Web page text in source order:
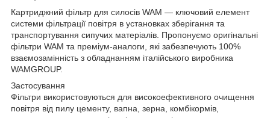
Картриджний фільтр для силосів WAM — ключовий елемент
системи фільтрації повітря в установках зберігання та
транспортування сипучих матеріалів. Пропонуємо оригінальні
фільтри WAM та преміум-аналоги, які забезпечують 100%
взаємозамінність з обладнанням італійського виробника
WAMGROUP.
Застосування
Фільтри використовуються для високоефективного очищення
повітря від пилу цементу, вапна, зерна, комбікормів,